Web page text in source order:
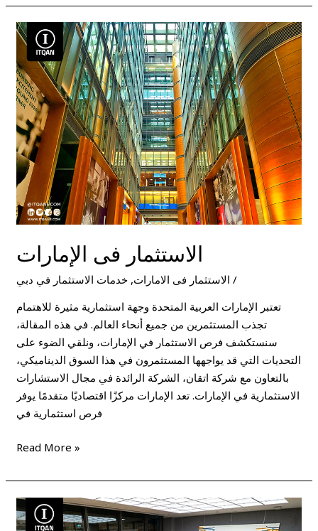
الاستثمار فى الإمارات
الاستثمار فى الامارات, خدمات الاستثمار في دبي
/
تعتبر الإمارات العربية المتحدة وجهة استثمارية مثيرة للاهتمام
تجذب المستثمرين من جميع أنحاء العالم. في هذه المقالة،
سنستكشف فرص الاستثمار في الإمارات، ونلقي الضوء على
التحديات التي قد يواجهها المستثمرون في هذا السوق الديناميكي،
بالتعاون مع شركة اتقان، الشركة الرائدة في مجال الاستشارات
الاستثمارية في الإمارات. تعد الإمارات مركزًا اقتصاديًا متقدمًا يوفر
فرص استثمارية في
الاستثمار
فى
الإمارات
Read More »
هل
يمكن